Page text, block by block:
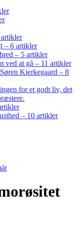
– 6 artikler
– 5 artikler
ved at gå – 11 artikler
Kierkegaard – 8
for et godt liv, det
– 10 artikler